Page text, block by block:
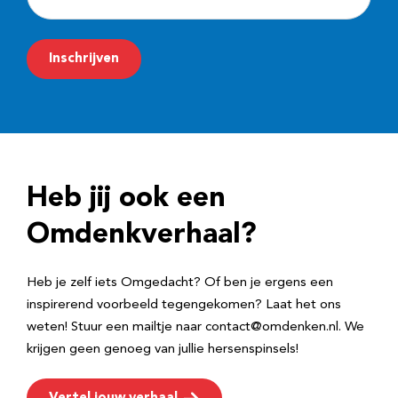
-
m
a
r
e
Inschrijven
Heb jij ook een
Omdenkverhaal?
Heb je zelf iets Omgedacht? Of ben je ergens een
inspirerend voorbeeld tegengekomen? Laat het ons
weten! Stuur een mailtje naar contact@omdenken.nl. We
krijgen geen genoeg van jullie hersenspinsels!